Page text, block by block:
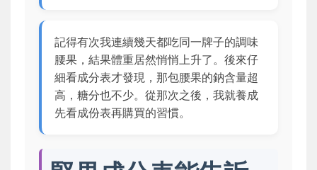
記得有次我連續幾天都吃同一牌子的調味
腰果，結果體重居然悄悄上升了。後來仔
細看成分表才發現，那包腰果的鈉含量超
高，糖分也不少。從那次之後，我就養成
先看成份表再購買的習慣。